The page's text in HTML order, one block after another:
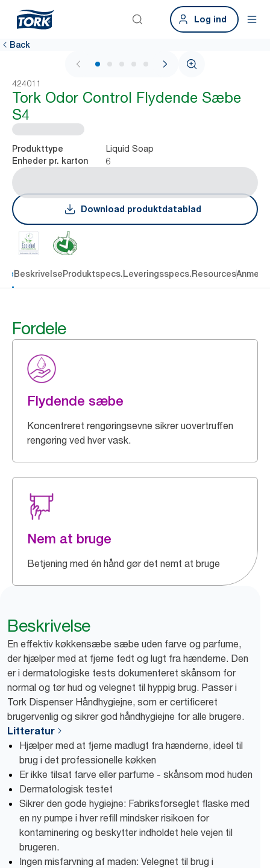
Log ind
Back
1 / 6
424011
Tork Odor Control Flydende Sæbe
S4
Produkttype Liquid Soap
Enheder pr. karton 6
Download produktdatablad
BeskrivelseProduktspecs.Leveringsspecs.Resources
Fordele
Flydende sæbe
Koncentreret rengøringsevne sikrer uovertruffen
rengøring ved hver vask.
Nem at bruge
Betjening med én hånd gør det nemt at bruge
Beskrivelse
En effektiv køkkensæbe sæbe uden farve og parfume,
der hjælper med at fjerne fedt og lugt fra hænderne. Den
er i dermatologiske tests dokumenteret skånsom for
normal og tør hud og velegnet til hyppig brug. Passer i
Tork Dispenser Håndhygiejne, som er certificeret
brugervenlig og sikrer god håndhygiejne for alle brugere.
Litteratur
Hjælper med at fjerne madlugt fra hænderne, ideel til
brug i det professionelle køkken
Er ikke tilsat farve eller parfume - skånsom mod huden
Dermatologisk testet
Sikrer den gode hygiejne: Fabriksforseglet flaske med
en ny pumpe i hver refill mindsker risikoen for
kontaminering og beskytter indholdet hele vejen til
brugeren.
Ingen misfarvning af maden: Velegnet til brug i